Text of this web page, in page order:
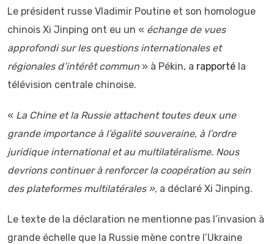
Le président russe Vladimir Poutine et son homologue
chinois Xi Jinping ont eu un « échange de vues
approfondi sur les questions internationales et
régionales d’intérêt commun » à Pékin, a rapporté la
télévision centrale chinoise.
« La Chine et la Russie attachent toutes deux une
grande importance à l’égalité souveraine, à l’ordre
juridique international et au multilatéralisme. Nous
devrions continuer à renforcer la coopération au sein
des plateformes multilatérales », a déclaré Xi Jinping.
Le texte de la déclaration ne mentionne pas l’invasion à
grande échelle que la Russie mène contre l’Ukraine